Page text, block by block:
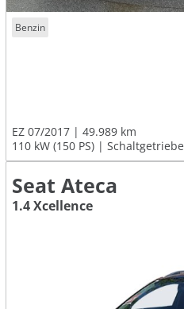
Benzin
EZ 07/2017
49.989 km
110 kW (150 PS)
Schaltgetriebe
Seat Ateca
1.4 Xcellence